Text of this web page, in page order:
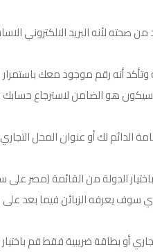
من صحته لأنه البريد الالكتروني
أنه رقم موجود معك
هو الضامن لاسترجاع حسابك
الدائم لك أو عنوان المحل
الدولة من القائمة (مصر على
سوف يعرفه الزبائن فيما بعد
أو بطاقة ضريبية فقط قم